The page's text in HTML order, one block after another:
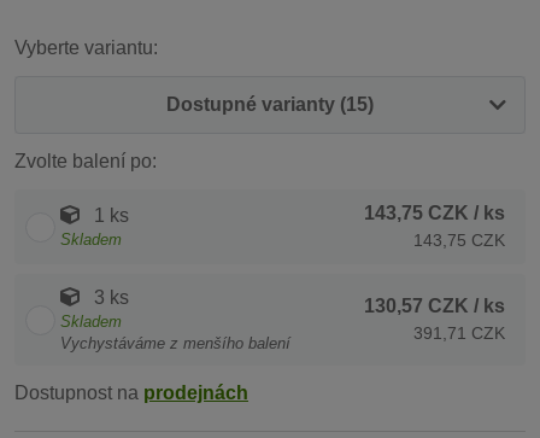
Vyberte variantu:
Dostupné varianty (15)
Zvolte balení po:
1 ks
Skladem
143,75 CZK / ks
143,75 CZK
3 ks
Skladem
Vychystáváme z menšího balení
130,57 CZK / ks
391,71 CZK
Dostupnost na prodejnách